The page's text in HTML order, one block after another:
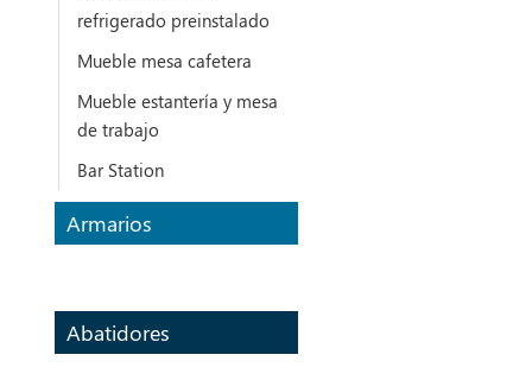
refrigerado preinstalado
Mueble mesa cafetera
Mueble estantería y mesa
de trabajo
Bar Station
Armarios
Abatidores